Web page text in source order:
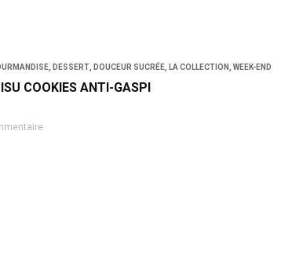
DESSERT DOUCEUR SUCRÉE LA COLLECTION WEEK-END
COOKIES ANTI-GASPI